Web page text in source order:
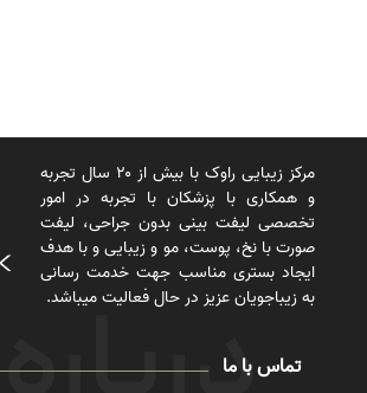
مرکز زیبایی راوک با بیش از ۲۰ سال تجربه
و همکاری با پزشکان با تجربه در امور
تخصصی لیفت بینی بدون جراحی، لیفت
صورت با نخ، پوست، مو و زیبایی و با هدف
ایجاد بستری مناسب جهت خدمت رسانی
به زیباجویان عزیز در حال فعالیت میباشد.
تماس با ما